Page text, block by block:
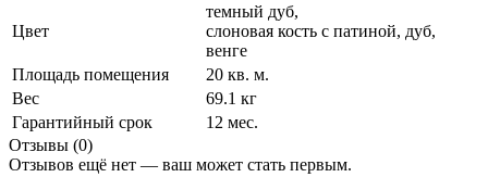
Цвет
темный дуб,
слоновая кость с патиной, дуб,
венге
Площадь помещения
20 кв. м.
Вес
69.1 кг
Гарантийный срок
12 мес.
Отзывы (0)
Отзывов ещё нет — ваш может стать первым.